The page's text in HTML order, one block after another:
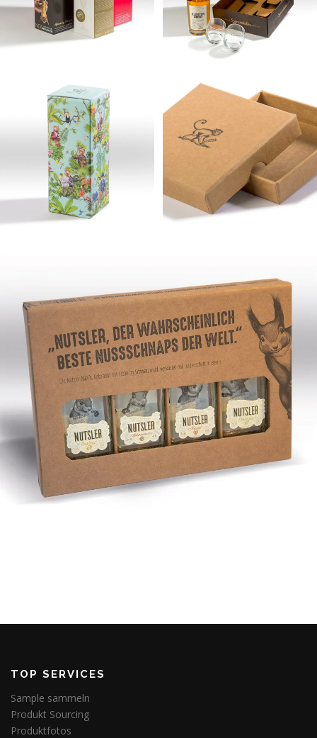
TOP SERVICES
Sample sammeln
Produkt Sourcing
Produktfotos